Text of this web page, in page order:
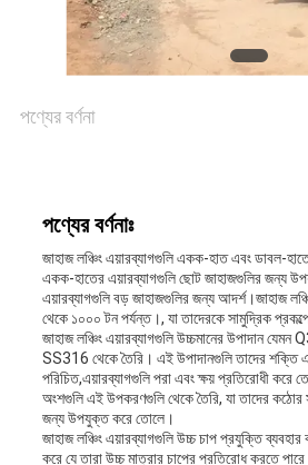
মামলা
সাইট
ম্যাপ
PRIVACY
POLICY
পণ্যের বর্ণনা
পণ্যের বর্ণনাঃ
জাহাজ লঞ্চিং এয়ারব্যাগগুলি একক-হাত এবং ডাবল-
একক-হাতের এয়ারব্যাগগুলি ছোট জাহাজগুলির জন্য
এয়ারব্যাগগুলি বড় জাহাজগুলির জন্য আদর্শ।জাহাজ
থেকে ১০০০ টন পর্যন্ত।, যা তাদেরকে সামুদ্রিক
জাহাজ লঞ্চিং এয়ারব্যাগগুলি উচ্চমানের উপাদান
SS316 থেকে তৈরি। এই উপাদানগুলি তাদের শক্তি
পরিচিত,এয়ারব্যাগগুলি পরা এবং ক্ষয় প্রতিরোধী করে
অংশগুলি এই উপকরণগুলি থেকে তৈরি, যা তাদের কঠোর
জন্য উপযুক্ত করে তোলে।
জাহাজ লঞ্চিং এয়ারব্যাগগুলি উচ্চ চাপ প্রযুক্তি ব্যবহার
করে যে তারা উচ্চ মাত্রার চাপের প্রতিরোধ করতে